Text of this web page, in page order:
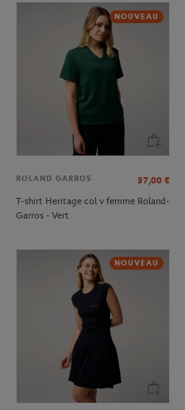
NOUVEAU
ROLAND GARROS 37,00 €
T-shirt Heritage col v femme Roland-
Garros - Vert
NOUVEAU